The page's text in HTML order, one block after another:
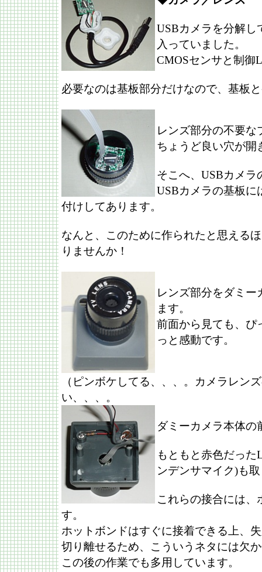
USBカメラを分解し
入っていました。
CMOSセンサと制御
必要なのは基板部分だけなので、基板
レンズ部分の不要
ちょうど良い穴が開
そこへ、USBカメラ
USBカメラの基板に
付けしてあります。
なんと、このために作られたと思える
りませんか！
レンズ部分をダミ
ます。
前面から見ても、ぴ
っと感動です。
（ピンボケしてる、、、。カメラレン
い、、、。
ダミーカメラ本体の
もともと赤色だっ
ンデンサマイク)も
これらの接合には、
す。
ホットボンドはすぐに接着できる上、
切り離せるため、こういうネタには欠
この後の作業でも多用しています。